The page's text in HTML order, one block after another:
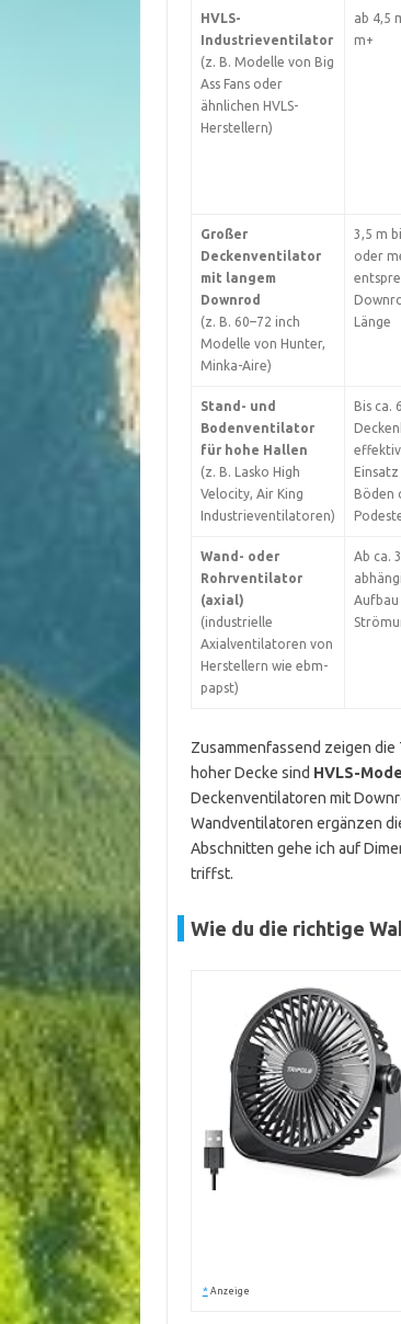
HVLS-
Industrieventilator
(z. B. Modelle von Big
Ass Fans oder
ähnlichen HVLS-
Herstellern)
ab 4,5
m+
Großer
Deckenventilator
mit langem
Downrod
(z. B. 60–72 inch
Modelle von Hunter,
Minka-Aire)
3,5 m
oder
Länge
Stand- und
Bodenventilator
für hohe Hallen
(z. B. Lasko High
Velocity, Air King
Industrieventilatoren)
Bis ca.
Böden
Wand- oder
Rohrventilator
(axial)
(industrielle
Axialventilatoren von
Herstellern wie ebm-
papst)
Ab ca.
Aufbau
Zusammenfassend zeigen
hoher Decke sind HVLS-
Deckenventilatoren mit
Wandventilatoren ergänzen
Abschnitten gehe ich auf
triffst.
Wie du die richtige
* Anzeige